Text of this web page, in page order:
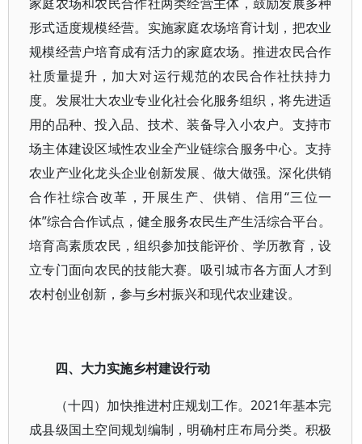
形式适度规模经营。实施家庭农场培育计划，把农业
规模经营户培育成有活力的家庭农场。推进农民合作
社质量提升，加大对运行规范的农民合作社扶持力
度。发展壮大农业专业化社会化服务组织，将先进适
用的品种、投入品、技术、装备导入小农户。支持市
场主体建设区域性农业全产业链综合服务中心。支持
农业产业化龙头企业创新发展、做大做强。深化供销
合作社综合改革，开展生产、供销、信用“三位一
体”综合合作试点，健全服务农民生产生活综合平台。
培育高素质农民，组织参加技能评价、学历教育，设
立专门面向农民的技能大赛。吸引城市各方面人才到
农村创业创新，参与乡村振兴和现代农业建设。
四、大力实施乡村建设行动
（十四）加快推进村庄规划工作。2021年基本完
成县级国土空间规划编制，明确村庄布局分类。积极